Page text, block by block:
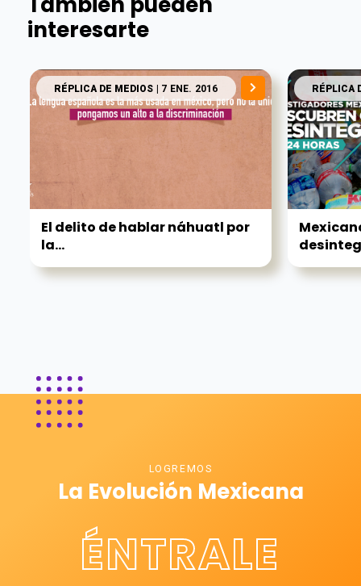
interesarte
RÉPLICA DE MEDIOS | 7 ENE. 2016
El delito de hablar náhuatl por
la...
RÉPLICA
LOGREMOS
La Evolución Mexicana
ÉNTRALE